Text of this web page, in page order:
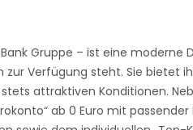
Gruppe – ist eine moderne
Verfügung steht. Sie bietet
attraktiven Konditionen.
ab 0 Euro mit